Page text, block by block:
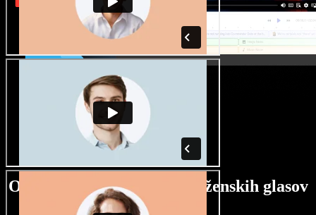
Ogromna izbira moških in ženskih glasov
ter naglasov